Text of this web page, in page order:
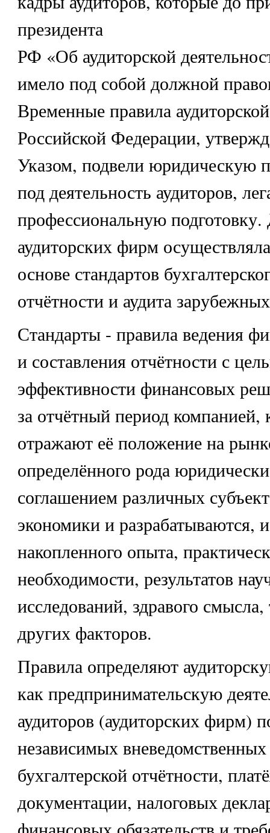
президента
РФ «Об аудиторской
имело под собой должной
Временные правила
Российской Федерации,
Указом, подвели юридическую
под деятельность аудиторов,
профессиональную подготовку.
аудиторских фирм
основе стандартов
отчётности и аудита
Стандарты - правила ведения
и составления отчётности с
эффективности финансовых
за отчётный период компанией,
отражают её положение на
определённого рода
соглашением различных
экономики и разрабатываются,
накопленного опыта,
необходимости, результатов
исследований, здравого
других факторов.
Правила определяют
как предпринимательскую
аудиторов (аудиторских фирм)
независимых
бухгалтерской отчётности,
документации, налоговых